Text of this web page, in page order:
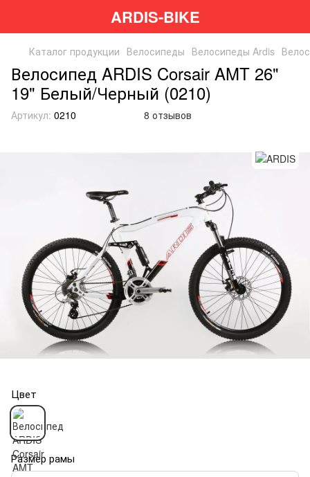
ARDIS-BIKE
Каталог продукции Велосипеды Велосипеды Ardis
Велосипед ARDIS Corsair AMT 26"
19" Белый/Черный (0210)
Артикул: 0210 8 отзывов
Цвет
Размер рамы